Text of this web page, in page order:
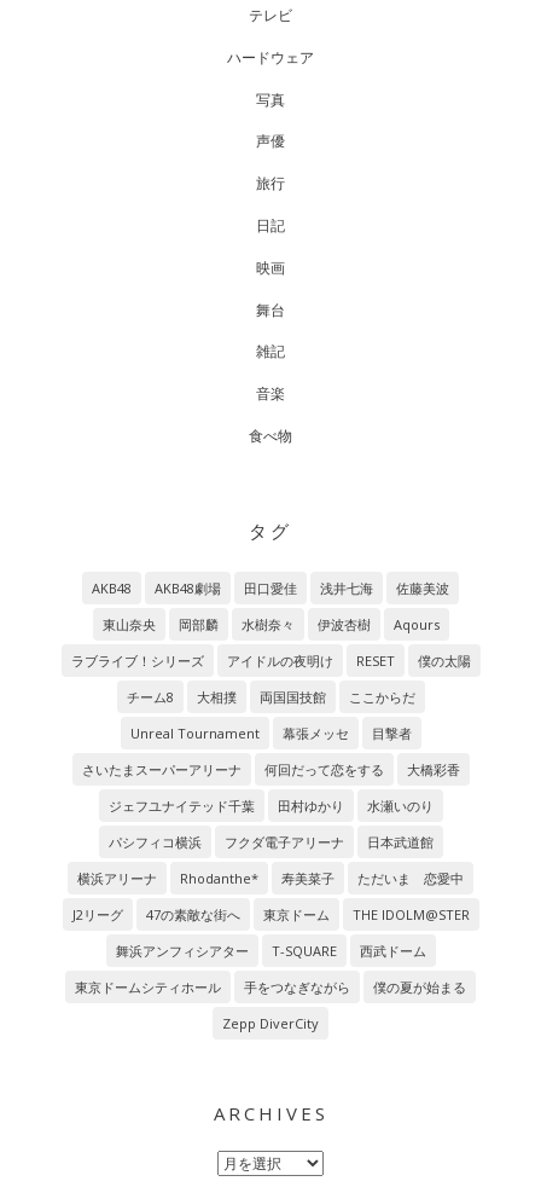
テレビ
ハードウェア
写真
声優
旅行
日記
映画
舞台
雑記
音楽
食べ物
タグ
AKB48 AKB48劇場 田口愛佳 浅井七海
佐藤美波
東山奈央
岡部麟 水樹奈々 伊波杏樹
Aqours
ラブライブ！シリーズ
アイドルの夜明け RESET
僕の太陽
チーム8
大相撲 両国国技館
ここからだ
Unreal Tournament
幕張メッセ
目撃者
さいたまスーパーアリーナ
何回だって恋をする
大橋彩香
ジェフユナイテッド千葉
田村ゆかり
水瀬いのり
パシフィコ横浜
フクダ電子アリーナ
日本武道館
横浜アリーナ
Rhodanthe* 寿美菜子
ただいま 恋愛中
J2リーグ
47の素敵な街へ 東京ドーム
THE IDOLM@STER
舞浜アンフィシアター
T-SQUARE
西武ドーム
東京ドームシティホール
手をつなぎながら
僕の夏が始まる
Zepp DiverCity
ARCHIVES
Archives